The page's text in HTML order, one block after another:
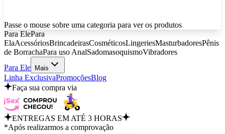
Passe o mouse sobre uma categoria para ver os produtos
Para ElePara
ElaAcessóriosBrincadeirasCosméticosLingeriesMasturbadoresPênis
de BorrachaPara uso AnalSadomasoquismoVibradores
Para Ele
Mais
Linha ExclusivaPromoçõesBlog
Faça sua compra via
ENTREGAS EM ATÉ 3 HORAS
*Após realizarmos a comprovação